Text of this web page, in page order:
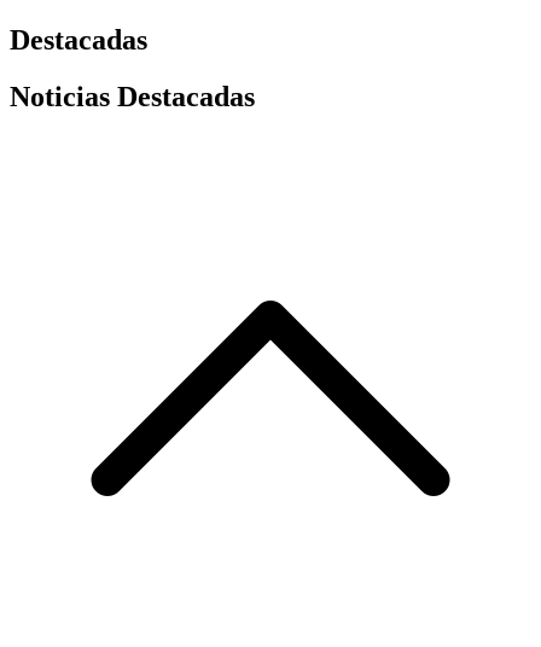
Destacadas
Noticias Destacadas